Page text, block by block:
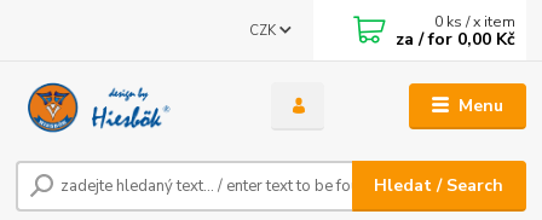
Menu
CZK
Hledat / Search
0 ks / x item
za / for 0,00 Kč